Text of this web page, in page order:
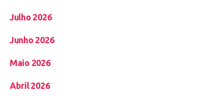
Julho 2026
Junho 2026
Maio 2026
Abril 2026